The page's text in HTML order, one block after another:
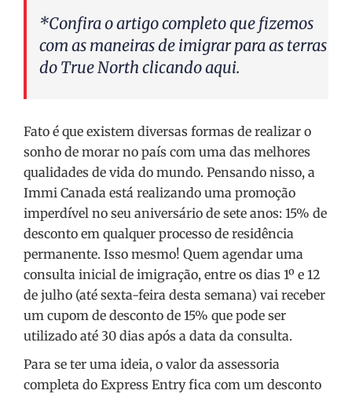
*Confira o artigo completo que fizemos
com as maneiras de imigrar para as terras
do True North clicandoaqui.
Fato é que existem diversas formas de realizar o
sonho de morar no país com uma das melhores
qualidades de vida do mundo. Pensando nisso, a
Immi Canada está realizando uma promoção
imperdível no seu aniversário de sete anos: 15% de
desconto em qualquer processo de residência
permanente. Isso mesmo! Quem agendar uma
consulta inicial de imigração, entre os dias 1º e 12
de julho (até sexta-feira desta semana) vai receber
um cupom de desconto de 15% que pode ser
utilizado até 30 dias após a data da consulta.
Para se ter uma ideia, o valor da assessoria
completa do Express Entry fica com um desconto